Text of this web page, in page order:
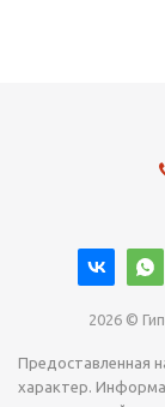
2026 ©
Предоставленная
характер.